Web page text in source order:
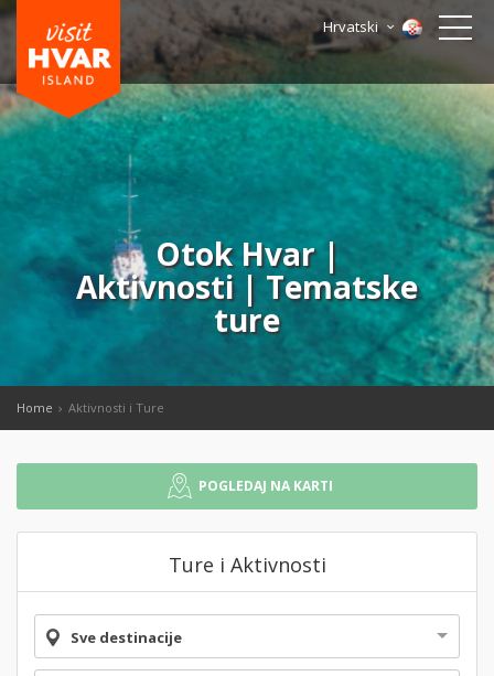
Hrvatski
Otok Hvar |
Aktivnosti | Tematske
ture
Home Aktivnosti i Ture
POGLEDAJ NA KARTI
Ture i Aktivnosti
Sve destinacije